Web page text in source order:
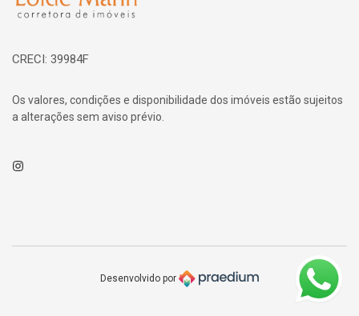
CRECI: 39984F
Os valores, condições e disponibilidade dos imóveis estão sujeitos
a alterações sem aviso prévio.
Instagram
Desenvolvido por